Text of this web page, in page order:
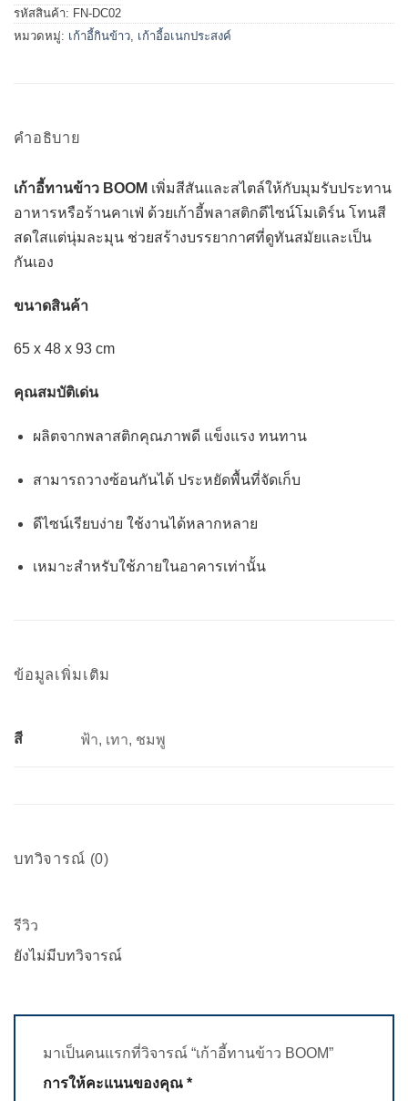
รหัสสินค้า: FN-DC02
หมวดหมู่: เก้าอี้กินข้าว เก้าอี้อเนกประสงค์
คำอธิบาย
เก้าอี้ทานข้าว BOOM เพิ่มสีสันและสไตล์ให้กับมุมรับประทาน
อาหารหรือร้านคาเฟ่ ด้วยเก้าอี้พลาสติกดีไซน์โมเดิร์น โทนสี
สดใสแต่นุ่มละมุน ช่วยสร้างบรรยากาศที่ดูทันสมัยและเป็น
กันเอง
ขนาดสินค้า
65 x 48 x 93 cm
คุณสมบัติเด่น
ผลิตจากพลาสติกคุณภาพดี แข็งแรง ทนทาน
สามารถวางซ้อนกันได้ ประหยัดพื้นที่จัดเก็บ
ดีไซน์เรียบง่าย ใช้งานได้หลากหลาย
เหมาะสำหรับใช้ภายในอาคารเท่านั้น
ข้อมูลเพิ่มเติม
สี ฟ้า, เทา, ชมพู
บทวิจารณ์ (0)
รีวิว
ยังไม่มีบทวิจารณ์
มาเป็นคนแรกที่วิจารณ์ “เก้าอี้ทานข้าว BOOM”
การให้คะแนนของคุณ *